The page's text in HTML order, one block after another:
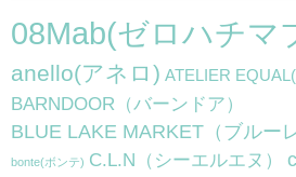
08Mab(ゼロハチマ
anello(アネロ) ATELIER
BARNDOOR（バーンドア）
BLUE LAKE MARKET（ブルー
bonte(ボンテ) C.L.N（シーエルエヌ）